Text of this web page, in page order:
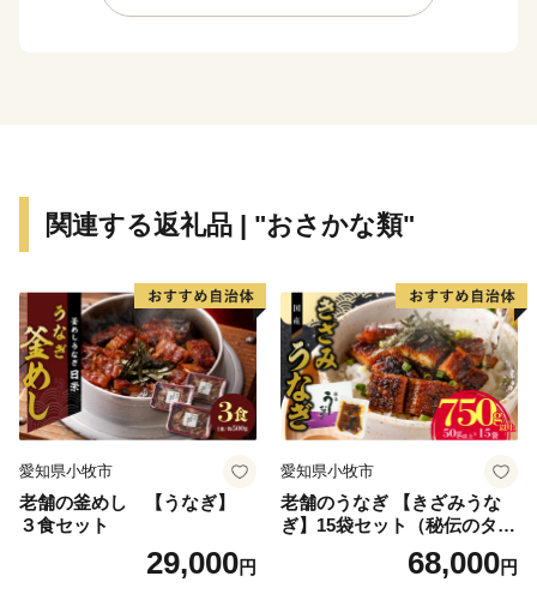
関連する返礼品 | "おさかな類"
愛知県小牧市
老舗の釜めし 【うなぎ】
３食セット
29,000円
愛知県小牧市
老舗のうなぎ 【きざみうな
ぎ】15袋セット（秘伝のタレ
68,000円